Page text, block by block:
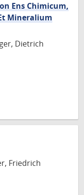
Ens Chimicum,
Mineralium
Dietrich
Friedrich